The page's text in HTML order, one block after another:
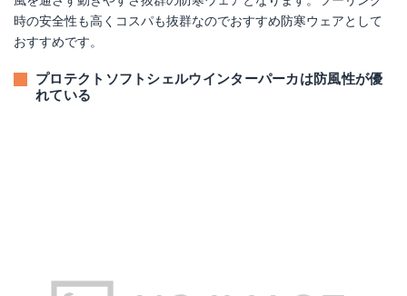
時の安全性も高くコスパも抜群なのでおすすめ防寒ウェアとして
おすすめです。
プロテクトソフトシェルウインターパーカは防風性が優
れている